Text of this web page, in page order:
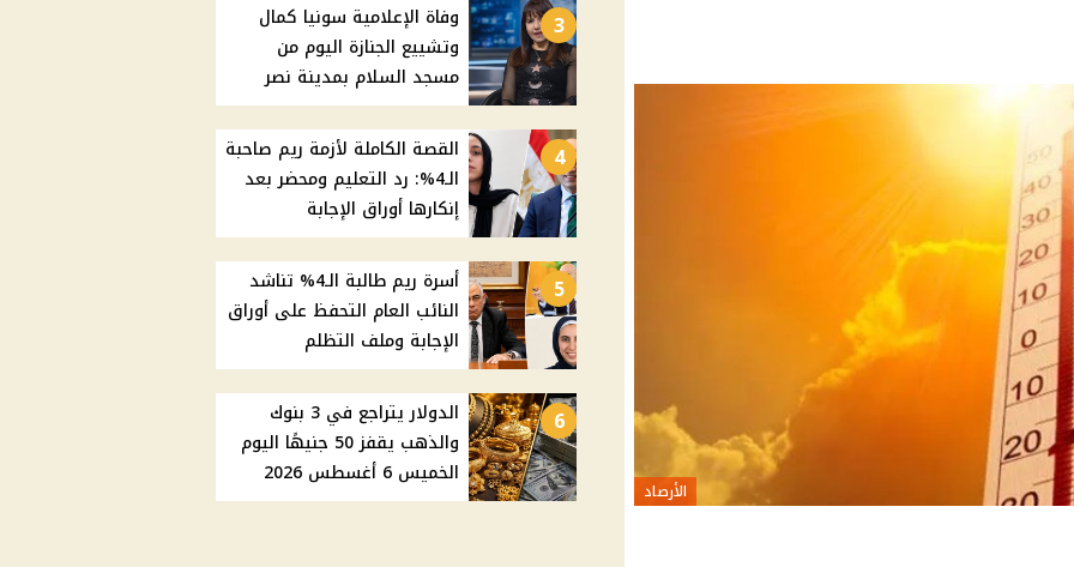
الأرصاد
3
وفاة الإعلامية سونيا كمال
وتشييع الجنازة اليوم من
مسجد السلام بمدينة نصر
4
القصة الكاملة لأزمة ريم صاحبة
الـ4%: رد التعليم ومحضر بعد
إنكارها أوراق الإجابة
5
أسرة ريم طالبة الـ4% تناشد
النائب العام التحفظ على أوراق
الإجابة وملف التظلم
6
الدولار يتراجع في 3 بنوك
والذهب يقفز 50 جنيهًا اليوم
الخميس 6 أغسطس 2026